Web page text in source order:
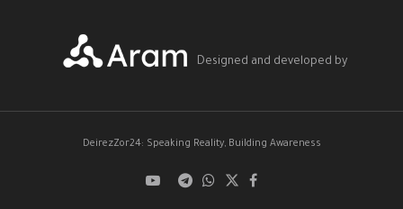
Designed and developed by
DeirezZor24: Speaking Reality, Building Awareness